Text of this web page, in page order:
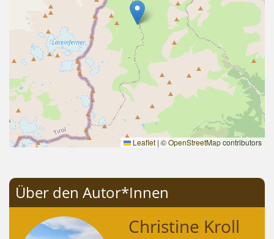
Leaflet |©OpenStreetMapcontributors
Über den Autor*Innen
Christine Kroll